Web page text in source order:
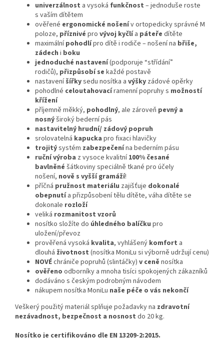
univerzálnost a vysoká funkčnost – jednoduše roste
s vaším dítětem
ověřené ergonomické nošenív ortopedicky správné M
poloze, příznivé pro vývoj kyčlí a páteře dítěte
maximální pohodlípro dítě i rodiče – nošení na břiše,
zádech i boku
jednoduché nastavení(podporuje “střídání”
rodičů), přizpůsobí se každé postavě
nastavení šířkysedu nosítka a výšky zádové opěrky
pohodlné celoutahovacíramenní popruhy s možností
křížení
příjemně měkký, pohodlný, ale zároveň pevný a
nosnýširoký bederní pás
nastavitelný hrudní/ zádový popruh
srolovatelná kapucka pro fixaci hlavičky
trojitýsystém zabezpečenína bederním pásu
ruční výroba z vysoce kvalitní 100% česané
bavlněné šátkoviny speciálně tkané pro účely
nošení, nově s vyšší gramáží!
příčná pružnost materiálu zajišťuje dokonalé
obepnutí a přizpůsobení tělu dítěte, váha dítěte se
dokonale rozloží
veliká rozmanitost vzorů
nosítko složíte do úhledného balíčku pro
uložení/převoz
prověřená vysoká kvalita, vyhlášený komfort a
dlouhá životnost (nosítka MoniLu si výborně udržují cenu)
NOVÉchrániče popruhů (slintáčky) v ceně nosítka
ověřeno odborníky a mnoha tisíci spokojených zákazníků
dodáváno s českým podrobným návodem
nákupem nosítka MoniLu naše péče o vás nekončí
Veškerý použitý materiál splňuje požadavky na zdravotní
nezávadnost, bezpečnost a nosnost do 20 kg.
Nosítko je certifikováno dle EN 13209-2:2015.